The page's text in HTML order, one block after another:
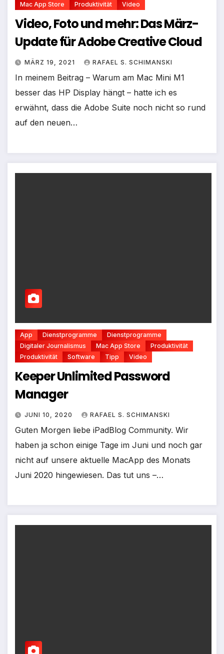
Mac App Store
Produktivität Video
Video, Foto und mehr: Das März-
Update für Adobe Creative Cloud
MÄRZ 19, 2021 RAFAEL S. SCHIMANSKI
In meinem Beitrag – Warum am Mac Mini M1
besser das HP Display hängt – hatte ich es
erwähnt, dass die Adobe Suite noch nicht so rund
auf den neuen…
App Dienstprogramme
Dienstprogramme
Digitaler Journalismus
Mac App Store
Produktivität
Produktivität
Software Tipp Video
Keeper Unlimited Password
Manager
JUNI 10, 2020 RAFAEL S. SCHIMANSKI
Guten Morgen liebe iPadBlog Community. Wir
haben ja schon einige Tage im Juni und noch gar
nicht auf unsere aktuelle MacApp des Monats
Juni 2020 hingewiesen. Das tut uns –…